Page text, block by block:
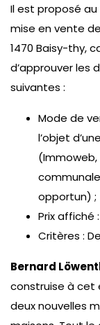
Il est proposé
mise en vente
1470 Baisy-thy,
d’approuver les
suivantes :
Mode de
l’objet
(Immoweb,
opportun) ;
Prix affiché
Critères :
Bernard
construise à cet
deux nouvelles